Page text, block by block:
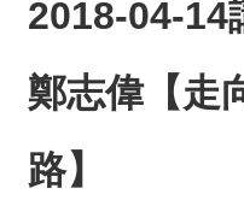
華
活
動
光
2018-04-14
鄭志偉【走
路】